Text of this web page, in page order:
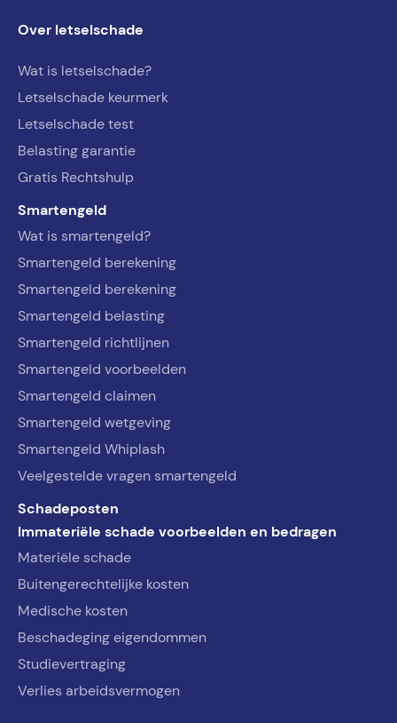
Over letselschade
Wat is letselschade?
Letselschade keurmerk
Letselschade test
Belasting garantie
Gratis Rechtshulp
Smartengeld
Wat is smartengeld?
Smartengeld berekening
Smartengeld berekening
Smartengeld belasting
Smartengeld richtlijnen
Smartengeld voorbeelden
Smartengeld claimen
Smartengeld wetgeving
Smartengeld Whiplash
Veelgestelde vragen smartengeld
Schadeposten
Immateriële schade voorbeelden en bedragen
Materiële schade
Buitengerechtelijke kosten
Medische kosten
Beschadeging eigendommen
Studievertraging
Verlies arbeidsvermogen